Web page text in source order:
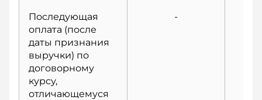
Последующая
оплата (после
даты признания
выручки) по
договорному
курсу,
отличающемуся
-